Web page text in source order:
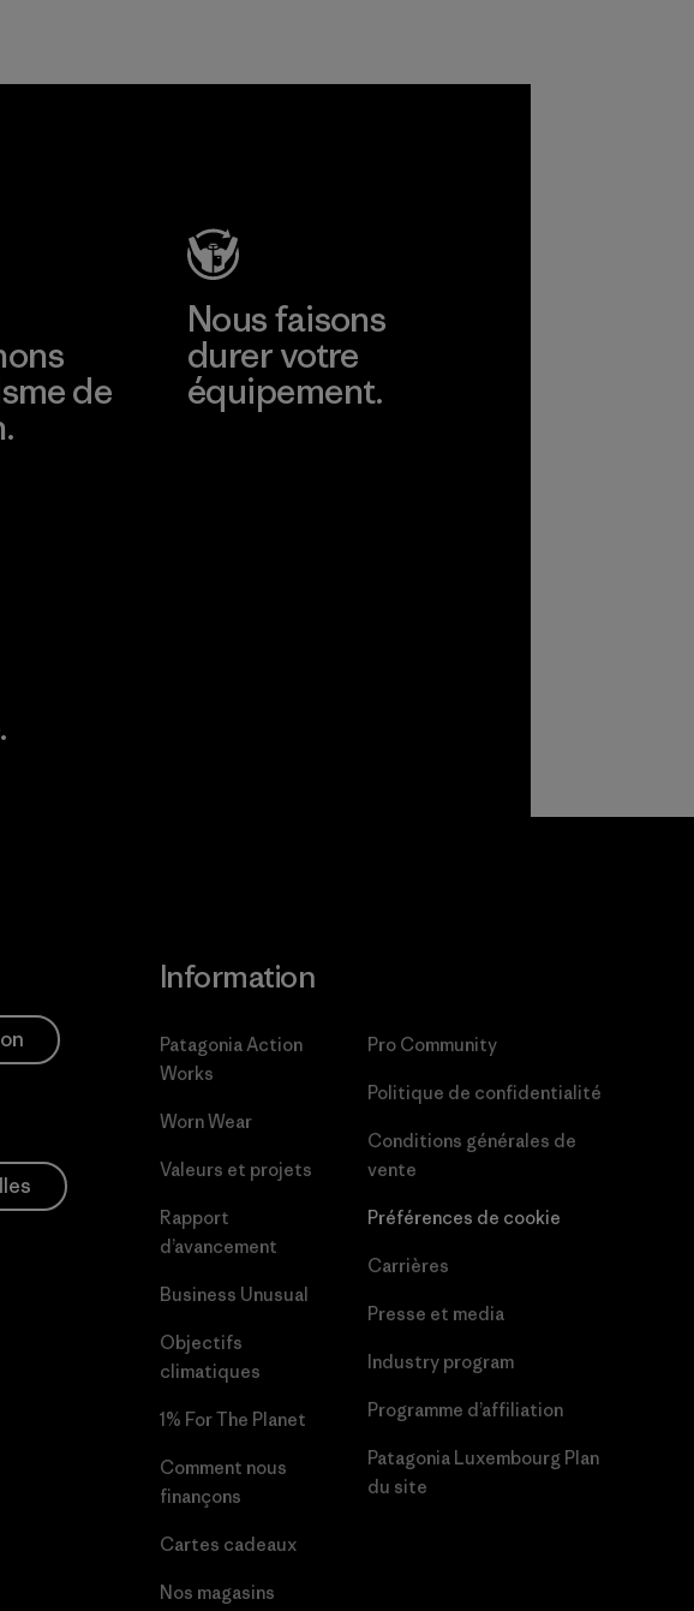
de
Nous faisons
durer votre
équipement.
Information
Patagonia Action
Works
Worn Wear
Valeurs et projets
Rapport
d’avancement
Business Unusual
Objectifs
climatiques
1% For The Planet
Comment nous
finançons
Cartes cadeaux
Nos magasins
Pro Community
Politique de confidentialité
Conditions générales de
vente
Préférences de cookie
Carrières
Presse et media
Industry program
Programme d’affiliation
Patagonia Luxembourg Plan
du site